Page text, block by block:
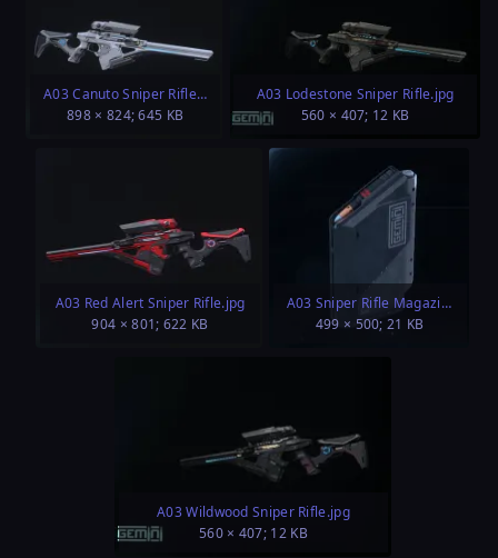
A03 Canuto Sniper Rifle.jpg
898 × 824; 645 KB
A03 Lodestone Sniper Rifle.jpg
560 × 407; 12 KB
A03 Red Alert Sniper Rifle.jpg
904 × 801; 622 KB
A03 Sniper Rifle Magazine 15 cap.jpg
499 × 500; 21 KB
A03 Wildwood Sniper Rifle.jpg
560 × 407; 12 KB